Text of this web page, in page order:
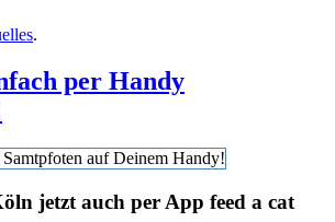
.
per Handy
jetzt auch per App feed a cat